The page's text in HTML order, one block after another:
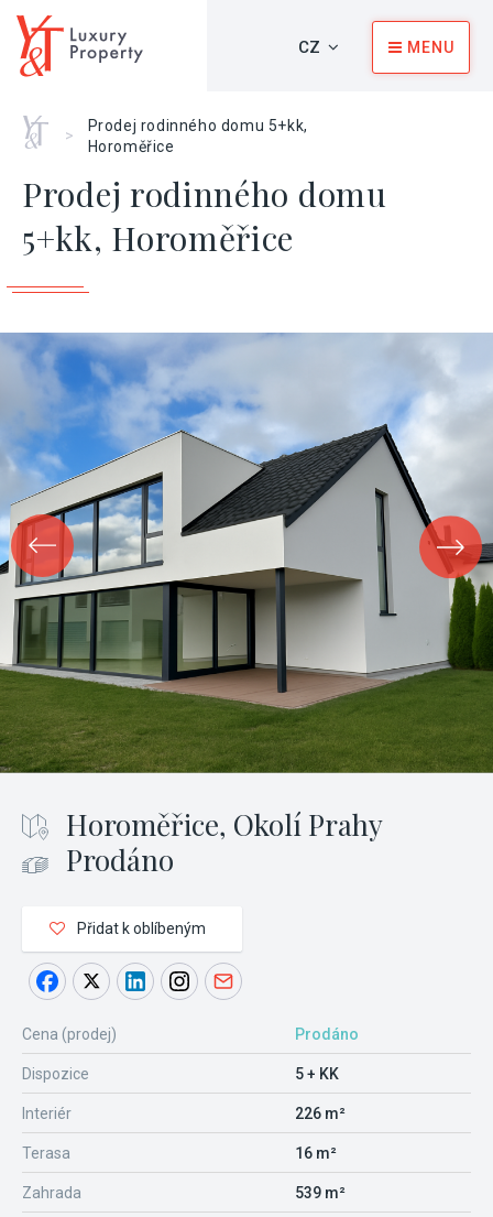
CZ MENU
Home
>
Prodej rodinného domu 5+kk,
Horoměřice
Prodej rodinného domu
5+kk, Horoměřice
Horoměřice, Okolí Prahy
Prodáno
Přidat k oblíbeným
Cena (prodej) Prodáno
Dispozice 5 + KK
Interiér 226 m²
Terasa 16 m²
Zahrada 539 m²